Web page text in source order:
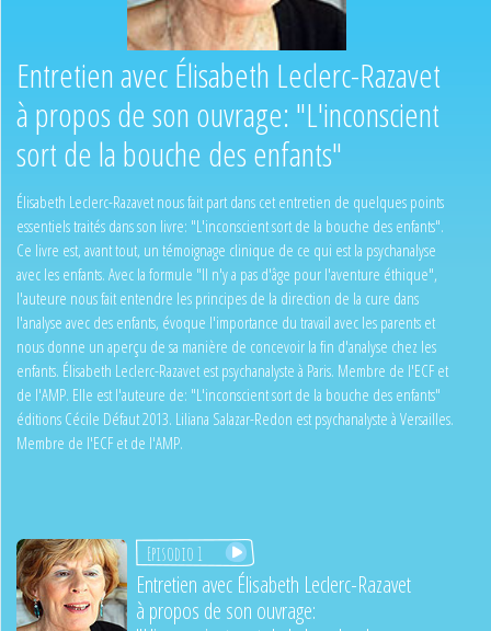
Entretien avec Élisabeth Leclerc-Razavet
à propos de son ouvrage: "L'inconscient
sort de la bouche des enfants"
Élisabeth Leclerc-Razavet nous fait part dans cet entretien de quelques points
essentiels traités dans son livre: "L'inconscient sort de la bouche des enfants".
Ce livre est, avant tout, un témoignage clinique de ce qui est la psychanalyse
avec les enfants. Avec la formule "Il n'y a pas d'âge pour l'aventure éthique",
l'auteure nous fait entendre les principes de la direction de la cure dans
l'analyse avec des enfants, évoque l'importance du travail avec les parents et
nous donne un aperçu de sa manière de concevoir la fin d'analyse chez les
enfants. Élisabeth Leclerc-Razavet est psychanalyste à Paris. Membre de l'ECF et
de l'AMP. Elle est l'auteure de: "L'inconscient sort de la bouche des enfants"
éditions Cécile Défaut 2013. Liliana Salazar-Redon est psychanalyste à Versailles.
Membre de l'ECF et de l'AMP.
Episodio 1
Entretien avec Élisabeth Leclerc-Razavet
à propos de son ouvrage: